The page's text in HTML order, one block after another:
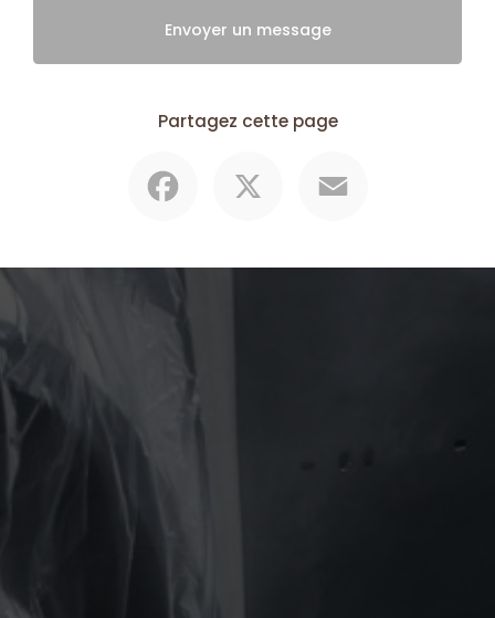
Envoyer un message
Partagez cette page